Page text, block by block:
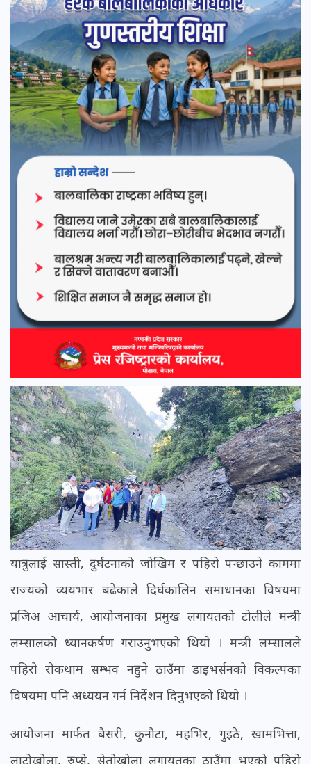
यात्रुलाई सास्ती, दुर्घटनाको जोखिम र पहिरो पन्छाउने काममा
राज्यको व्ययभार बढेकाले दिर्घकालिन समाधानका विषयमा
प्रजिअ आचार्य, आयोजनाका प्रमुख लगायतको टोलीले मन्त्री
लम्सालको ध्यानकर्षण गराउनुभएको थियो । मन्त्री लम्सालले
पहिरो रोकथाम सम्भव नहुने ठाउँमा डाइभर्सनको विकल्पका
विषयमा पनि अध्ययन गर्न निर्देशन दिनुभएको थियो ।
आयोजना मार्फत बैसरी, कुनौटा, महभिर, गुइठे, खामभित्ता,
लाटोखोला, रुप्से, सेतोखोला लगायतका ठाउँमा भएको पहिरो